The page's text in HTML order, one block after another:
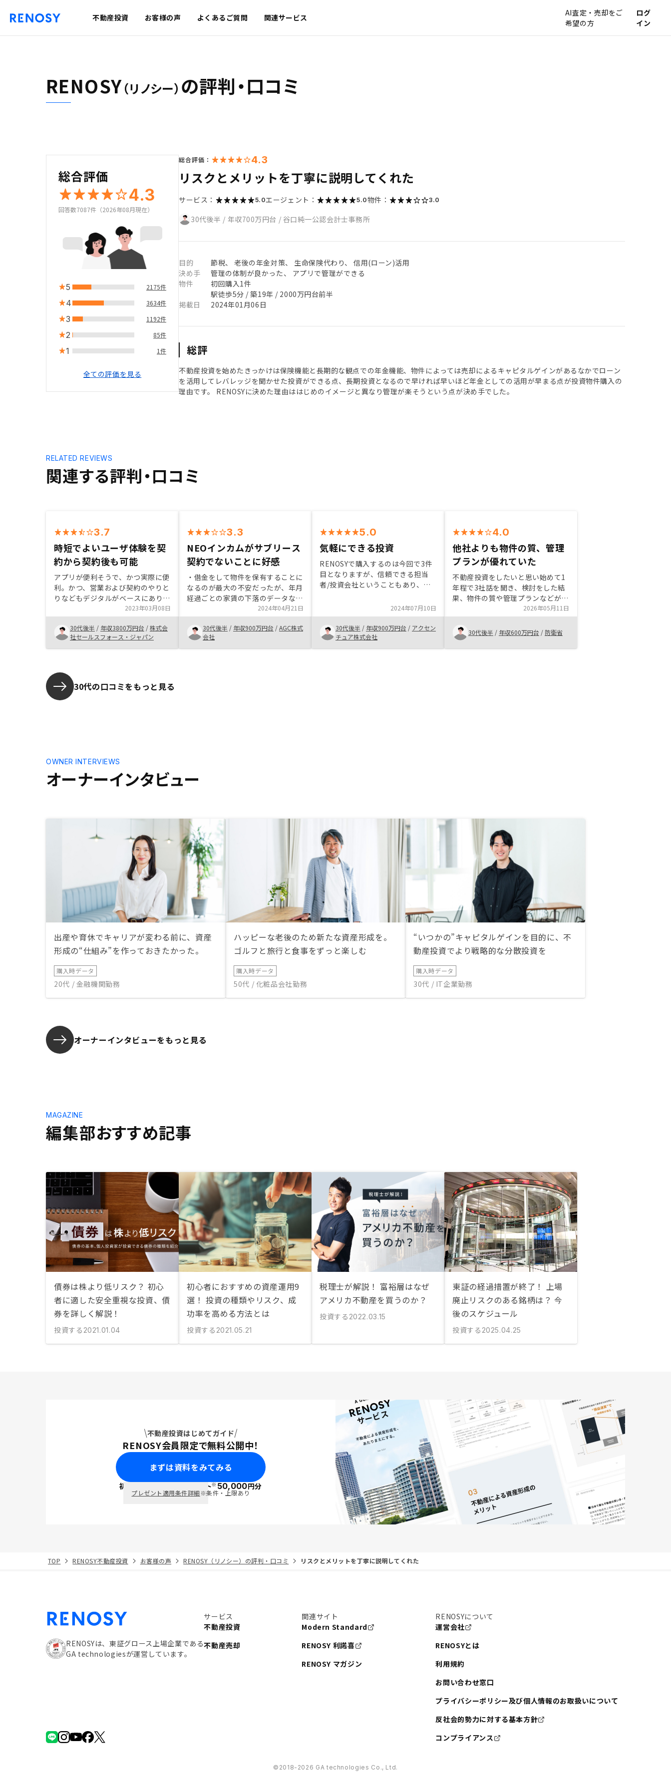
不動産投資 お客様の声 よくあるご質問 関連サービス
AI査定・売却をご
希望の方
ログ
イン
RENOSY（リノシー） の評判・口コミ
総合評価
4.3
回答数7087件（2026年08月現在）
5 2175件
4 3634件
3 1192件
2 85件
1 1件
全ての評価を見る
総合評価： 4.3
リスクとメリットを丁寧に説明してくれた
サービス： 5.0エージェント： 5.0物件： 3.0
30代後半 / 年収700万円台 / 谷口純一公認会計士事務所
目的
節税、 老後の年金対策、 生命保険代わり、 信用(ローン)活用
決め手
管理の体制が良かった、 アプリで管理ができる
物件
初回購入1件
駅徒歩5分 / 築19年 / 2000万円台前半
掲載日
2024年01月06日
総評
不動産投資を始めたきっかけは保険機能と長期的な観点での年金機能、物件によっては売却によるキャピタルゲインがあるなかでローン
を活用してレバレッジを聞かせた投資ができる点、長期投資となるので早ければ早いほど年金としての活用が早まる点が投資物件購入の
理由です。 RENOSYに決めた理由ははじめのイメージと異なり管理が楽そうという点が決め手でした。
関連する評判・口コミ
RELATED REVIEWS
3.7
時短でよいユーザ体験を契
約から契約後も可能
アプリが便利そうで、かつ実際に便
利。かつ、営業および契約のやりと
りなどもデジタルがベースにあり時
短で検討から契約まで行うことがで
きた。また、そもそもの物件のネッ
トワークも強固でいい物件に出会え
た。 担当営業の方に関しては、熱
意と人柄もよく信頼おけると思いま
2023年03月08日
30代後半 / 年収3800万円台 /株式会
社セールスフォース・ジャパン
3.3
NEOインカムがサブリース
契約でないことに好感
・借金をして物件を保有することに
なるのが最大の不安だったが、年月
経過ごとの家賃の下落のデータなど
を丁寧に説明いただいた。 ・株式
が高騰し、買い増しが難しい状況
で、放っておく形で運用ができる点
に魅力を感じた。
2024年04月21日
30代後半 / 年収900万円台 /AGC株式
会社
5.0
気軽にできる投資
RENOSYで購入するのは今回で3件
目となりますが、信頼できる担当
者/投資会社ということもあり、余
できました。 また、契約処理につ
いても1件目購入時よりも簡素化さ
れてきており、ストレスなく購入で
きます。 忙しい方、自ら不動産管
理をすることを考えていない方に
2024年07月10日
30代後半 / 年収900万円台 / アクセン
チュア株式会社
4.0
他社よりも物件の質、管理
プランが優れていた
不動産投資をしたいと思い始めて1
年程で3社話を聞き、検討をした結
果、物件の質や管理プランなどが他
社よりも優れていたRENOSYさんで
投資することに決めました。懸念事
項など丁寧にお答えいただいたり、
物件も納得がいくまで提案をしてい
ただいたことも決め手となりまし
2026年05月11日
30代後半 / 年収600万円台 / 防衛省
30代の口コミをもっと見る
オーナーインタビュー
OWNER INTERVIEWS
出産や育休でキャリアが変わる前に、資産
形成の“仕組み”を作っておきたかった。
購入時データ
20代 / 金融機関勤務
ハッピーな老後のため新たな資産形成を。
ゴルフと旅行と食事をずっと楽しむ
購入時データ
50代 / 化粧品会社勤務
“いつかの”キャピタルゲインを目的に、不
動産投資でより戦略的な分散投資を
購入時データ
30代 / IT企業勤務
オーナーインタビューをもっと見る
編集部おすすめ記事
MAGAZINE
債券は株より低リスク？ 初心
者に適した安全重視な投資、債
券を詳しく解説！
投資する 2021.01.04
初心者におすすめの資産運用9
選！ 投資の種類やリスク、成
功率を高める方法とは
投資する 2021.05.21
税理士が解説！ 富裕層はなぜ
アメリカ不動産を買うのか？
投資する 2022.03.15
東証の経過措置が終了！ 上場
廃止リスクのある銘柄は？ 今
後のスケジュール
投資する 2025.04.25
不動産投資はじめてガイド
RENOSY会員限定で無料公開中！
まずは資料をみてみる
初回面談で ポイント※50,000円分
プレゼント適用条件詳細※条件・上限あり
TOP RENOSY不動産投資 お客様の声 RENOSY（リノシー）の評判・口コミ リスクとメリットを丁寧に説明してくれた
RENOSYは、東証グロース上場企業である
GA technologiesが運営しています。
サービス
不動産投資
不動産売却
関連サイト
Modern Standard
RENOSY 利諾喜
RENOSY マガジン
RENOSYについて
運営会社
RENOSYとは
利用規約
お問い合わせ窓口
プライバシーポリシー及び個人情報のお取扱いについて
反社会的勢力に対する基本方針
コンプライアンス
©︎2018-2026 GA technologies Co., Ltd.